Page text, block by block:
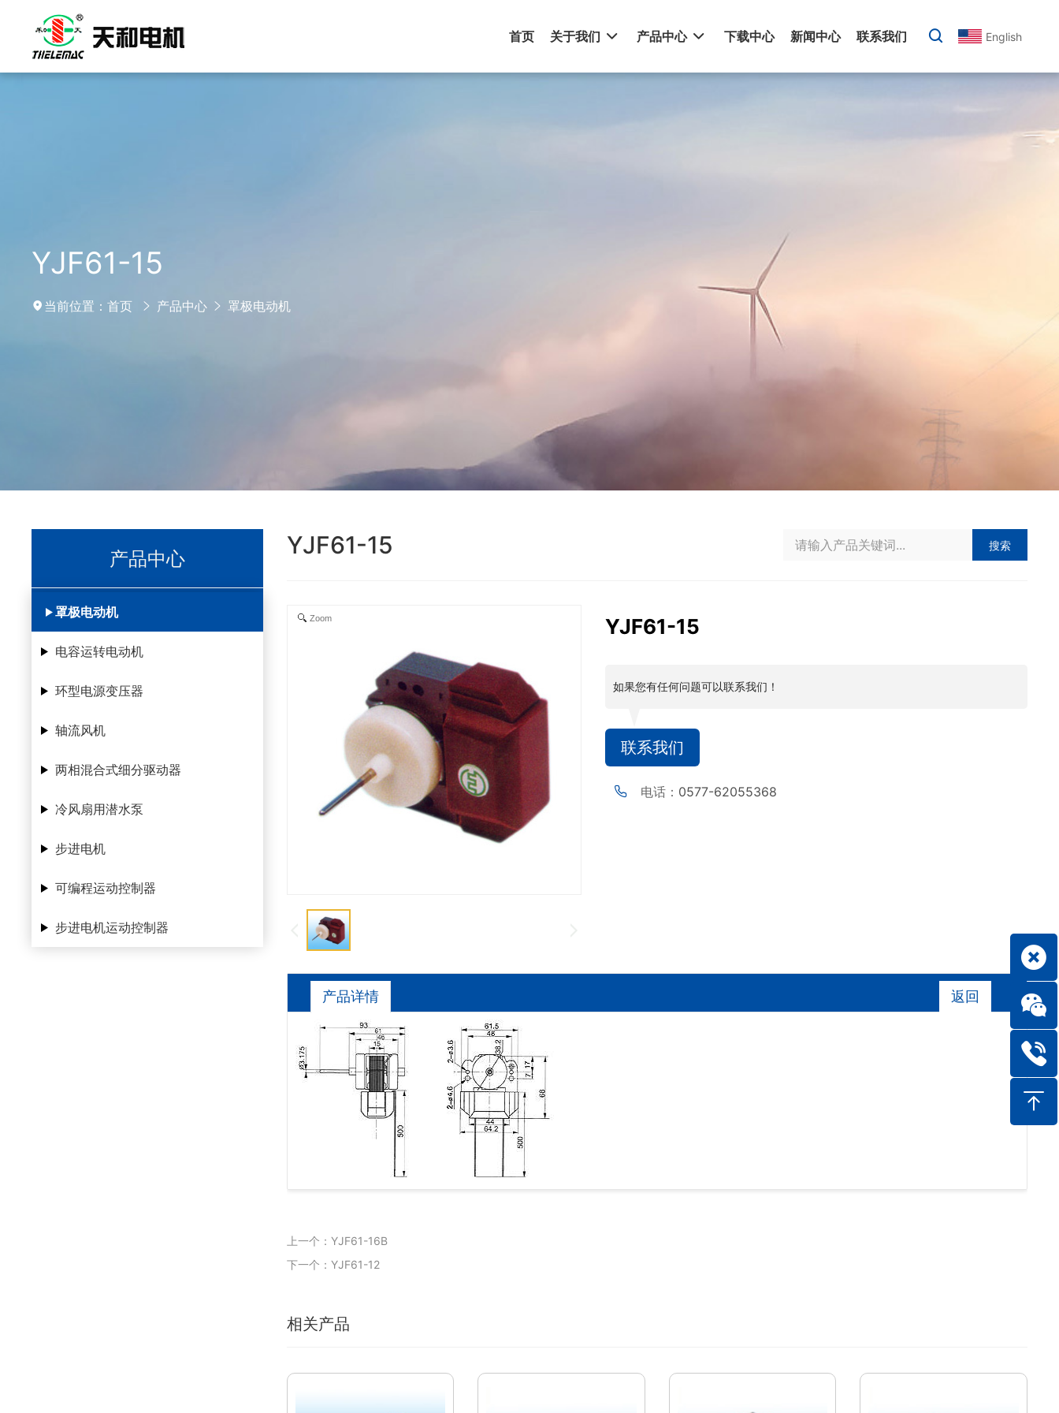
首页 关于我们 产品中心 下载中心 新闻中心 联系我们 English
YJF61-15
当前位置：首页 产品中心 罩极电动机
产品中心
罩极电动机
电容运转电动机
环型电源变压器
轴流风机
两相混合式细分驱动器
冷风扇用潜水泵
步进电机
可编程运动控制器
步进电机运动控制器
YJF61-15 搜索
Zoom YJF61-15
如果您有任何问题可以联系我们！
联系我们
电话： 0577-62055368
产品详情 返回
上一个：YJF61-16B
下一个：YJF61-12
相关产品